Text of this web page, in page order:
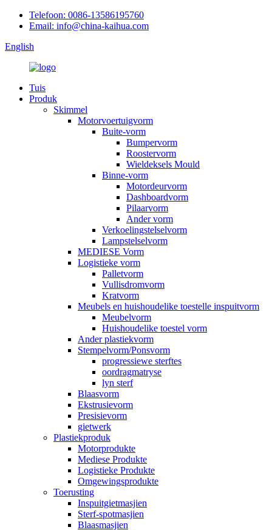
Telefoon: 0086-13586195760
Email: info@china-kaihua.com
English
Tuis
Produk
Skimmel
Motorvoertuigvorm
Buite-vorm
Bumpervorm
Roostervorm
Wieldeksels Mould
Binne-vorm
Motordeurvorm
Dashboardvorm
Pilaarvorm
Ander vorm
Verkoelingstelselvorm
Lampstelselvorm
MEDIESE Vorm
Logistieke vorm
Palletvorm
Vullisdromvorm
Kratvorm
Meubels en huishoudelike toestelle inspuitvorm
Meubelvorm
Huishoudelike toestel vorm
Ander plastiekvorm
Stempelvorm/Ponsvorm
progressiewe sterftes
oordragmatryse
lyn sterf
Blaasvorm
Ekstrusievorm
Presisievorm
gietwerk
Plastiekproduk
Motorprodukte
Mediese Produkte
Logistieke Produkte
Omgewingsprodukte
Toerusting
Inspuitgietmasjien
Sterf-spotmasjien
Blaasmasjien